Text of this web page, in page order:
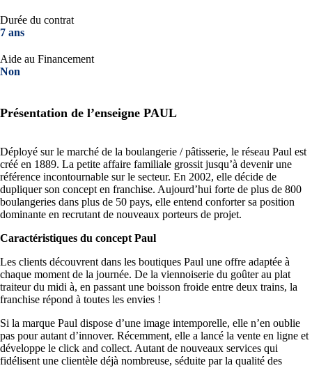
Durée du contrat
7 ans
Aide au Financement
Non
Présentation de l’enseigne PAUL
Déployé sur le marché de la boulangerie / pâtisserie, le réseau Paul est
créé en 1889. La petite affaire familiale grossit jusqu’à devenir une
référence incontournable sur le secteur. En 2002, elle décide de
dupliquer son concept en franchise. Aujourd’hui forte de plus de 800
boulangeries dans plus de 50 pays, elle entend conforter sa position
dominante en recrutant de nouveaux porteurs de projet.
Caractéristiques du concept Paul
Les clients découvrent dans les boutiques Paul une offre adaptée à
chaque moment de la journée. De la viennoiserie du goûter au plat
traiteur du midi à, en passant une boisson froide entre deux trains, la
franchise répond à toutes les envies !
Si la marque Paul dispose d’une image intemporelle, elle n’en oublie
pas pour autant d’innover. Récemment, elle a lancé la vente en ligne et
développe le click and collect. Autant de nouveaux services qui
fidélisent une clientèle déjà nombreuse, séduite par la qualité des